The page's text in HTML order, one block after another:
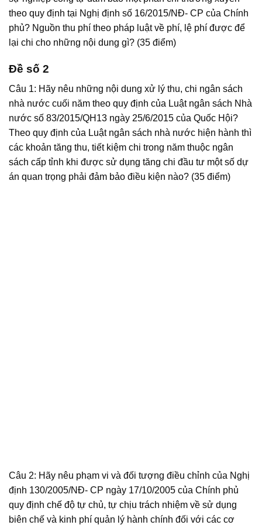
theo quy định tại Nghị định số 16/2015/NĐ- CP của Chính
phủ? Nguồn thu phí theo pháp luật về phí, lệ phí được để
lại chi cho những nội dung gì? (35 điểm)
Đề số 2
Câu 1: Hãy nêu những nội dung xử lý thu, chi ngân sách
nhà nước cuối năm theo quy định của Luật ngân sách Nhà
nước số 83/2015/QH13 ngày 25/6/2015 của Quốc Hội?
Theo quy định của Luật ngân sách nhà nước hiện hành thì
các khoản tăng thu, tiết kiệm chi trong năm thuộc ngân
sách cấp tỉnh khi được sử dụng tăng chi đầu tư một số dự
án quan trọng phải đảm bảo điều kiện nào? (35 điểm)
Câu 2: Hãy nêu phạm vi và đối tượng điều chỉnh của Nghị
định 130/2005/NĐ- CP ngày 17/10/2005 của Chính phủ
quy định chế độ tự chủ, tự chịu trách nhiệm về sử dụng
biên chế và kinh phí quản lý hành chính đối với các cơ